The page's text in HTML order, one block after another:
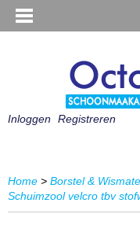
Inloggen Registreren
Home > Borstel &
Schuimzool velcro tbv